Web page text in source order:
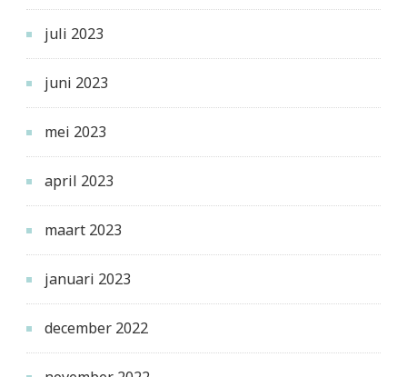
juli 2023
juni 2023
mei 2023
april 2023
maart 2023
januari 2023
december 2022